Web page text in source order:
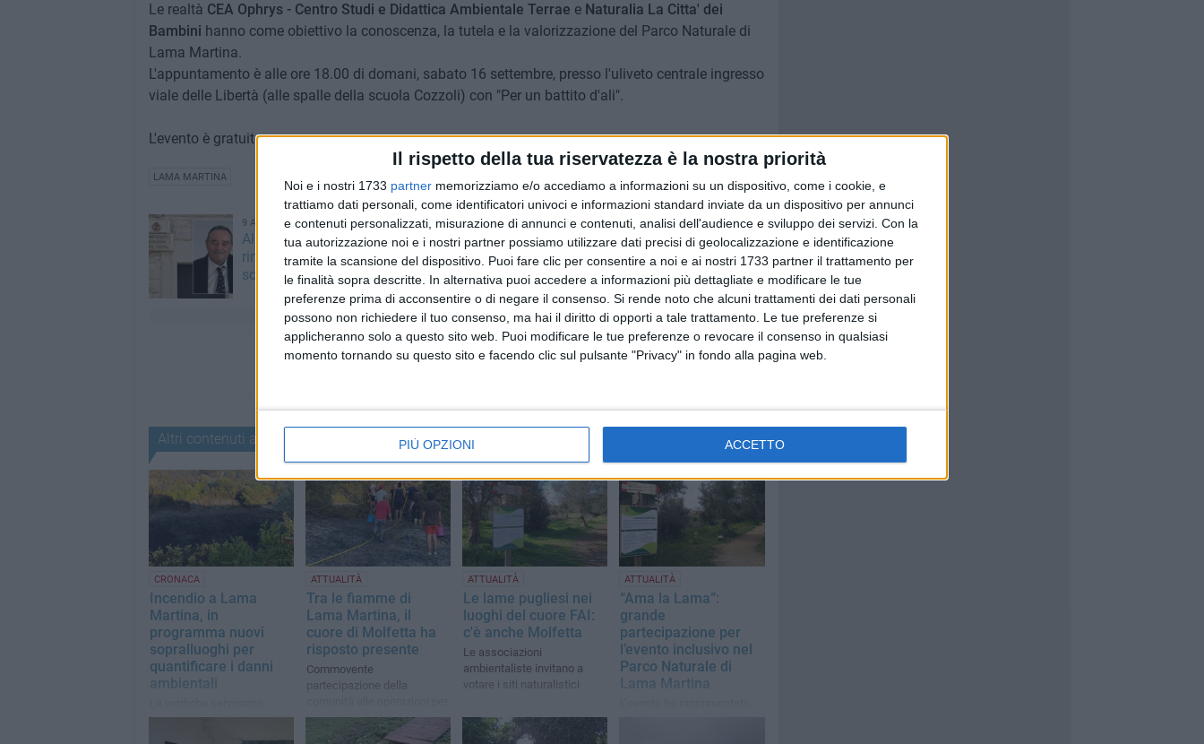
Il rispetto della tua riservatezza è la nostra priorità
Noi e i nostri 1733 partner memorizziamo e/o accediamo a informazioni su un dispositivo, come i cookie, e
trattiamo dati personali, come identificatori univoci e informazioni standard inviate da un dispositivo per annunci
e contenuti personalizzati, misurazione di annunci e contenuti, analisi dell'audience e sviluppo dei servizi. Con la
tua autorizzazione noi e i nostri partner possiamo utilizzare dati precisi di geolocalizzazione e identificazione
tramite la scansione del dispositivo. Puoi fare clic per consentire a noi e ai nostri 1733 partner il trattamento per
le finalità sopra descritte. In alternativa puoi accedere a informazioni più dettagliate e modificare le tue
preferenze prima di acconsentire o di negare il consenso. Si rende noto che alcuni trattamenti dei dati personali
possono non richiedere il tuo consenso, ma hai il diritto di opporti a tale trattamento. Le tue preferenze si
applicheranno solo a questo sito web. Puoi modificare le tue preferenze o revocare il consenso in qualsiasi
momento tornando su questo sito e facendo clic sul pulsante "Privacy" in fondo alla pagina web.
PIÙ OPZIONI ACCETTO
Le realtà CEA Ophrys - Centro Studi e Didattica Ambientale Terrae e Naturalia La Citta' dei
Bambini hanno come obiettivo la conoscenza, la tutela e la valorizzazione del Parco Naturale di
Lama Martina.
L'appuntamento è alle ore 18.00 di domani, sabato 16 settembre, presso l'uliveto centrale ingresso
viale delle Libertà (alle spalle della scuola Cozzoli) con "Per un battito d'ali".
L'evento è gratuito.
LAMA MARTINA
9 AGOSTO 2026
Al via a Molfetta una ricerca per
rintracciare le allieve del maestro
scalpellino Antonio De Cesare
9 AGOSTO 2026
Due tecnici di Molfetta nello
staff dell'Under 19
dell'ambiziosa Soccer Trani
Altri contenuti a tema
CRONACA
Incendio a Lama
Martina, in
programma nuovi
sopralluoghi per
quantificare i danni
ambientali
anche a censire gli alberi
ATTUALITÀ
Tra le fiamme di
Lama Martina, il
cuore di Molfetta ha
risposto presente
Commovente
partecipazione della
spegnere il rogo di ieri
ATTUALITÀ
Le lame pugliesi nei
luoghi del cuore FAI:
c'è anche Molfetta
Le associazioni
ambientaliste invitano a
votare i siti naturalistici
ATTUALITÀ
“Ama la Lama”:
grande
partecipazione per
l’evento inclusivo nel
Parco Naturale di
Lama Martina